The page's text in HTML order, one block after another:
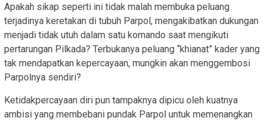
Apakah sikap seperti ini tidak malah membuka peluang
terjadinya keretakan di tubuh Parpol, mengakibatkan dukungan
menjadi tidak utuh dalam satu komando saat mengikuti
pertarungan Pilkada? Terbukanya peluang “khianat” kader yang
tak mendapatkan kepercayaan, mungkin akan menggembosi
Parpolnya sendiri?
Ketidakpercayaan diri pun tampaknya dipicu oleh kuatnya
ambisi yang membebani pundak Parpol untuk memenangkan